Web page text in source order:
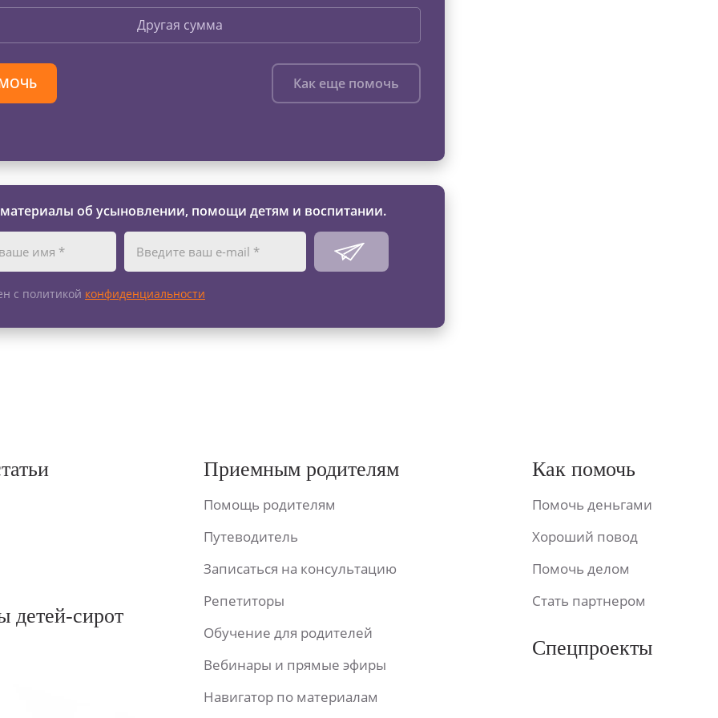
Другая сумма
Как еще помочь
об усыновлении, помощи детям и воспитании.
с политикой конфиденциальности
детей-сирот
Приемным родителям
Помощь родителям
Путеводитель
Записаться на консультацию
Репетиторы
Обучение для родителей
Вебинары и прямые эфиры
Навигатор по материалам
Как помочь
Помочь деньгами
Хороший повод
Помочь делом
Стать партнером
Спецпроекты